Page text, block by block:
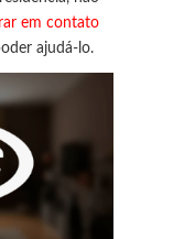
em contato
ajudá-lo.